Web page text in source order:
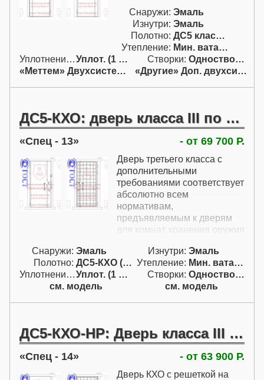
Снаружи: Эмаль
Изнутри: Эмаль
Полотно:
ДС5 класса III
Утепление:
Мин. вата / пенопл.
Уплотнение:
Уплот. (1 конт.) Створки:
Одностворчатая (А)
«Меттем» Двухсистемный
«Другие» Доп. двухсист.
ДС5-КХО: дверь класса III по ГОСТ Р с решеткой с внутренними петлями
Спец - 13 - от 69 700 Р.
Дверь третьего класса с
дополнительными
требованиями соответствует
абсолютно всем
нормативам,
предъявляемым к дверям
для комнат хранения оружия
решетка на одной коробке с
дверью. Решетка
открывается также наружу,
как и дверь.
Снаружи: Эмаль Изнутри: Эмаль
Полотно:
ДС5-КХО (кл. III) Утепление:
Мин. вата / пенопл.
Уплотнение:
Уплот. (1 конт.) Створки:
Одностворчатая (А)
см. модель
см. модель
ДС5-КХО-НР: Дверь класса III по ГОСТ Р с решеткой с наружными петлями
Спец - 14 - от 63 900 Р.
Дверь КХО с решеткой на